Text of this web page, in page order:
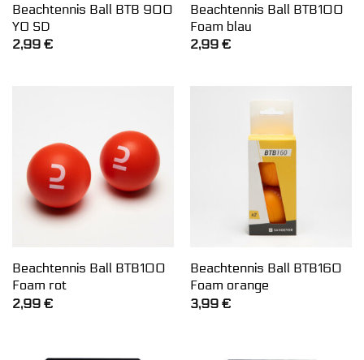
Beachtennis Ball BTB 900
YO SD
2,99 €
Beachtennis Ball BTB100
Foam blau
2,99 €
Beachtennis Ball BTB100
Foam rot
2,99 €
Beachtennis Ball BTB160
Foam orange
3,99 €